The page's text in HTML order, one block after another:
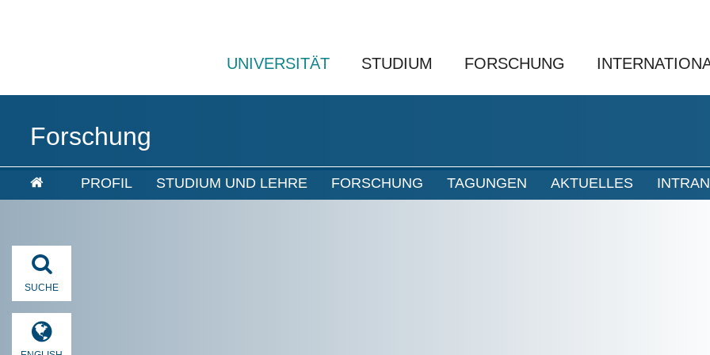
UNIVERSITÄT STUDIUM FORSCHUNG
Forschung
PROFIL STUDIUM UND LEHRE FORSCHUNG TAGUNGEN AKTUELLES
SUCHE